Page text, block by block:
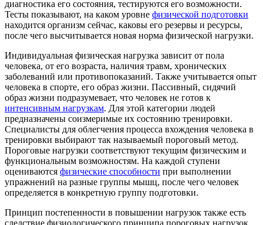
диагностика его состояния, тестируются его возможности.
Тесты показывают, на каком уровне физической подготовки
находится организм сейчас, каковы его резервы и ресурсы,
после чего высчитывается новая норма физической нагрузки.
Индивидуальная физическая нагрузка зависит от пола
человека, от его возраста, наличия травм, хронических
заболеваний или противопоказаний. Также учитывается опыт
человека в спорте, его образ жизни. Пассивный, сидячий
образ жизни подразумевает, что человек не готов к
интенсивным нагрузкам. Для этой категории людей
предназначены соизмеримые их состоянию тренировки.
Специалисты для облегчения процесса вхождения человека в
тренировки выбирают так называемый пороговый метод.
Пороговые нагрузки соответствуют текущим физическим и
функциональным возможностям. На каждой ступени
оцениваются физические способности при выполнении
упражнений на разные группы мышц, после чего человек
определяется в конкретную группу подготовки.
Принцип постепенности в повышении нагрузок также есть